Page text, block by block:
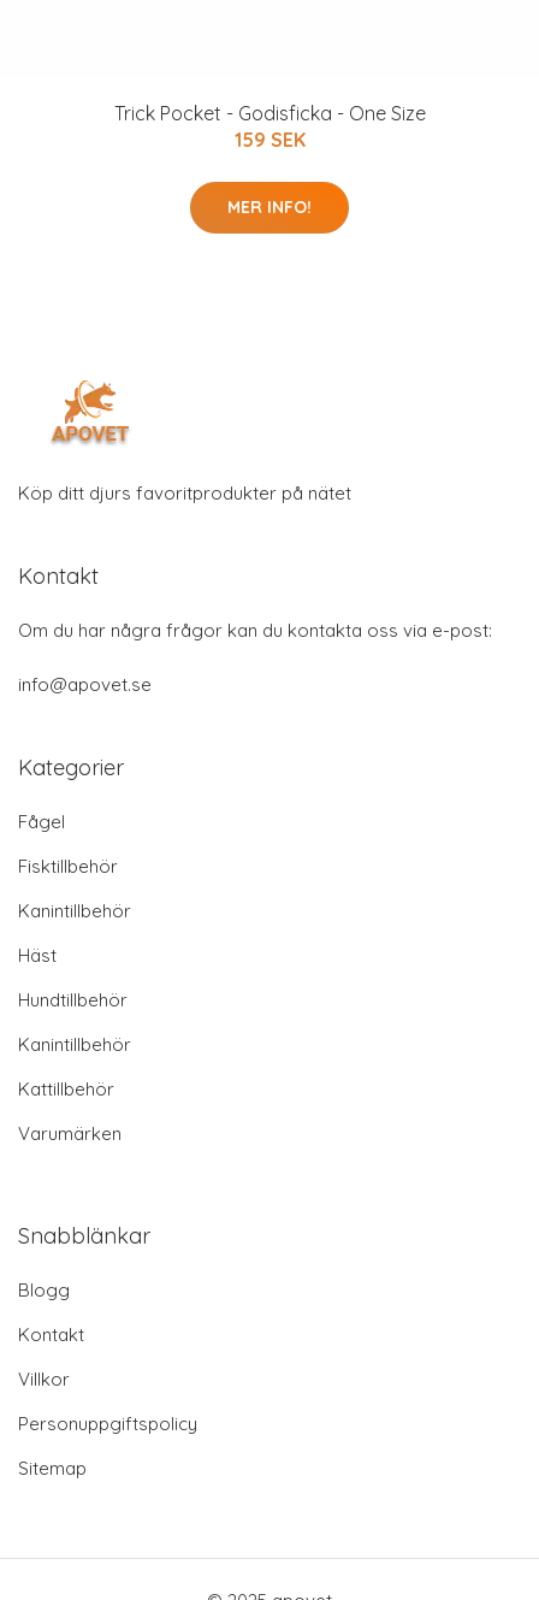
Trick Pocket - Godisficka - One Size
159 SEK
MER INFO!
Köp ditt djurs favoritprodukter på nätet
Kontakt
Om du har några frågor kan du kontakta oss via e-post:
info@apovet.se
Kategorier
Fågel
Fisktillbehör
Kanintillbehör
Häst
Hundtillbehör
Kanintillbehör
Kattillbehör
Varumärken
Snabblänkar
Blogg
Kontakt
Villkor
Personuppgiftspolicy
Sitemap